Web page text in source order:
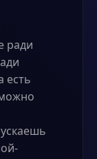
ради
есть